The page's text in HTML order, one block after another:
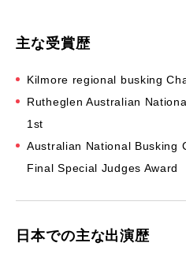
主な受賞歴
Kilmore regional busking
Rutheglen Australian
1st
Australian National Busking
Final Special Judges Award
日本での主な出演歴